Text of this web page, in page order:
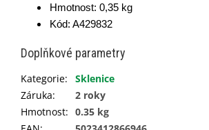
Hmotnost: 0,35 kg
Kód: A429832
Doplňkové parametry
Kategorie:
Sklenice
Záruka:
2 roky
Hmotnost: 0.35 kg